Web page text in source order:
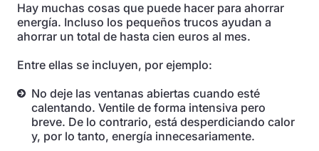
Hay muchas cosas que puede hacer para ahorrar
energía. Incluso los pequeños trucos ayudan a
ahorrar un total de hasta cien euros al mes.
Entre ellas se incluyen, por ejemplo:
No deje las ventanas abiertas cuando esté
calentando. Ventile de forma intensiva pero
breve. De lo contrario, está desperdiciando calor
y, por lo tanto, energía innecesariamente.